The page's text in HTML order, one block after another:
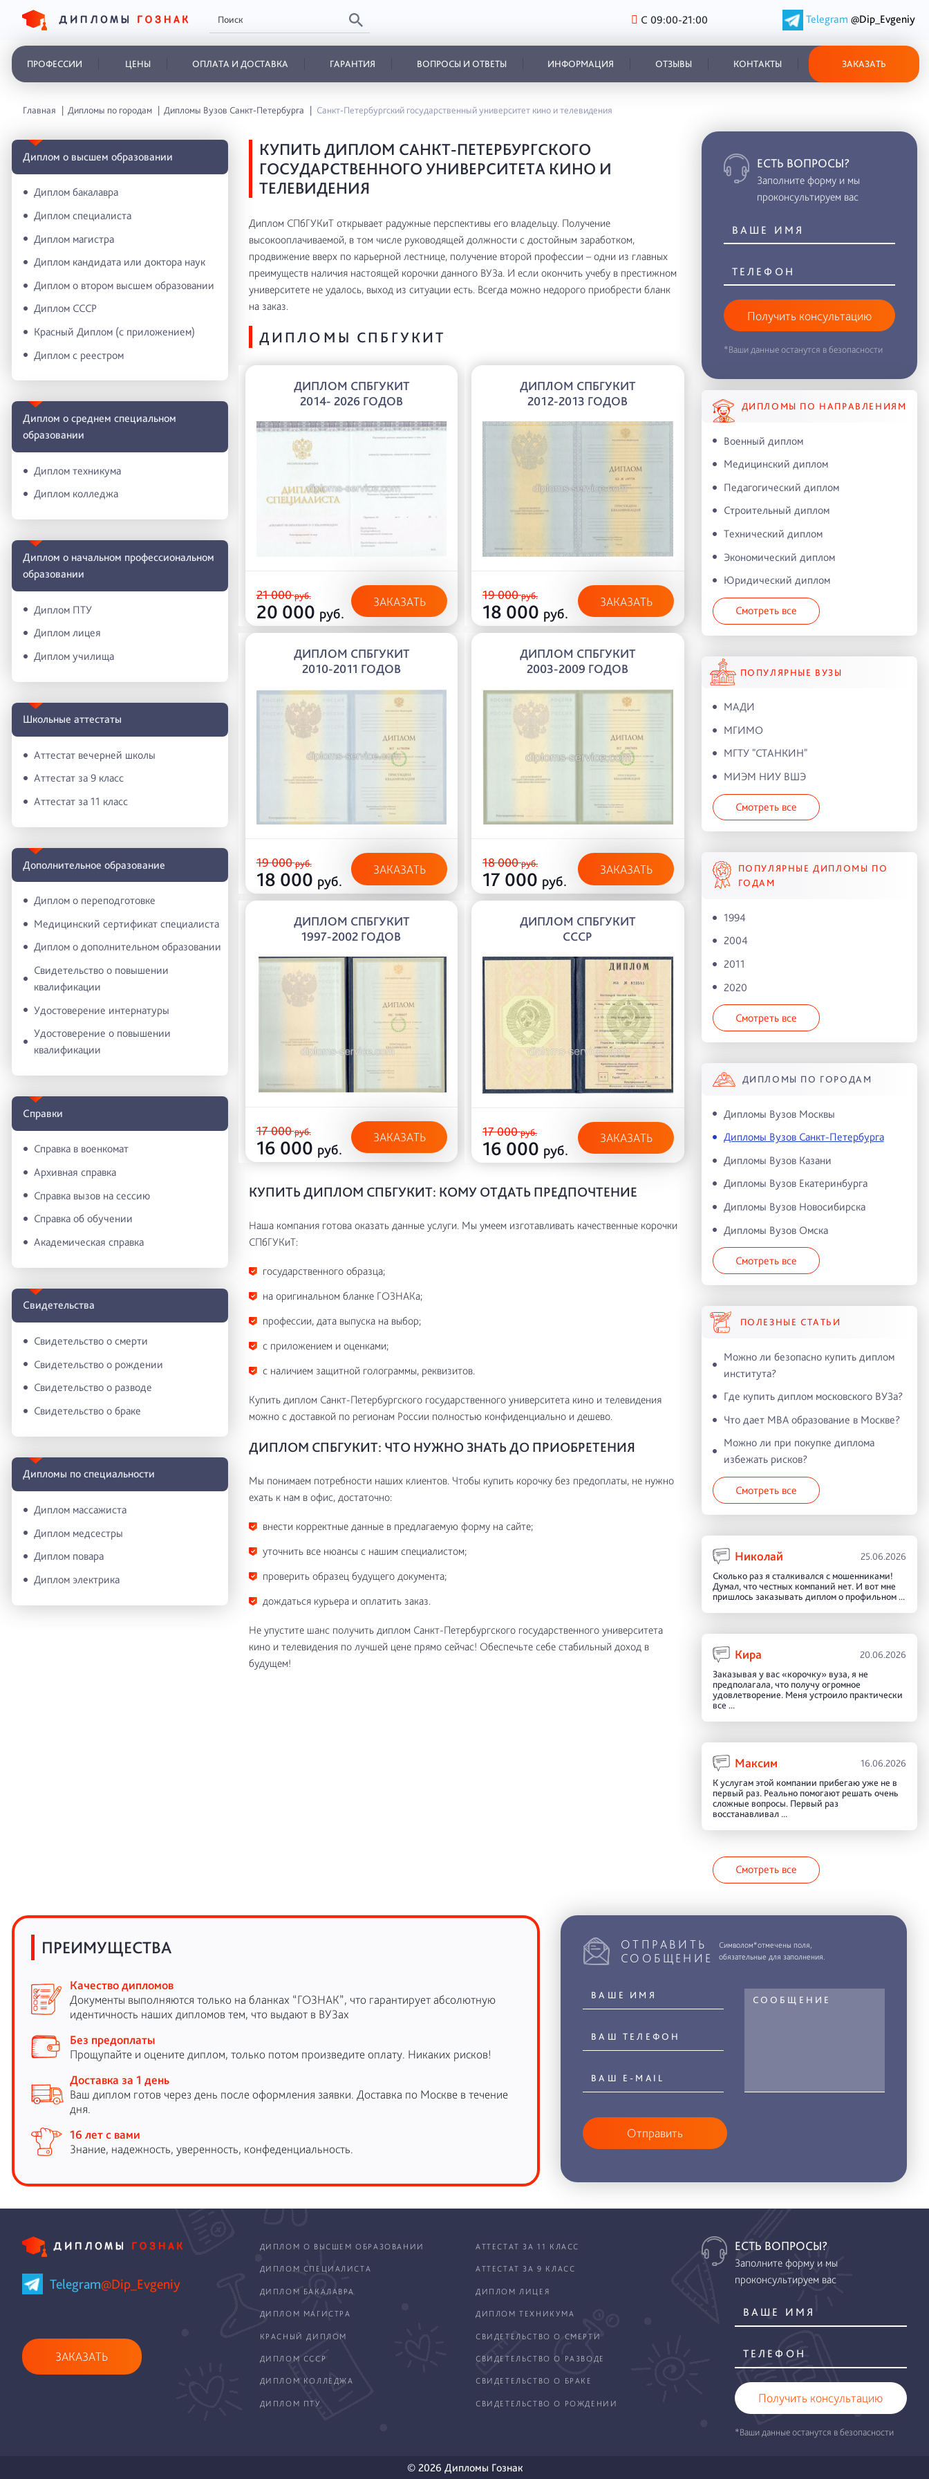
С 09:00-21:00 Telegram @Dip_Evgeniy
ПРОФЕССИИ ЦЕНЫ ОПЛАТА И ДОСТАВКА ГАРАНТИЯ ВОПРОСЫ И ОТВЕТЫ ИНФОРМАЦИЯ ОТЗЫВЫ КОНТАКТЫ ЗАКАЗАТЬ
Главная Дипломы по городам Дипломы Вузов Санкт-Петербурга Санкт-Петербургский государственный университет кино и телевидения
Диплом о высшем образовании
Диплом бакалавра
Диплом специалиста
Диплом магистра
Диплом кандидата или доктора наук
Диплом о втором высшем образовании
Диплом СССР
Красный Диплом (с приложением)
Диплом с реестром
Диплом о среднем специальном
образовании
Диплом техникума
Диплом колледжа
Диплом о начальном профессиональном
oбразовании
Диплом ПТУ
Диплом лицея
Диплом училища
Школьные аттестаты
Аттестат вечерней школы
Аттестат за 9 класс
Аттестат за 11 класс
Дополнительное образование
Диплом о переподготовке
Медицинский сертификат специалиста
Диплом о дополнительном образовании
Свидетельство о повышении
квалификации
Удостоверение интернатуры
Удостоверение о повышении
квалификации
Справки
Справка в военкомат
Архивная справка
Справка вызов на сессию
Справка об обучении
Академическая справка
Свидетельства
Свидетельство о смерти
Свидетельство о рождении
Свидетельство о разводе
Свидетельство о браке
Дипломы по специальности
Диплом массажиста
Диплом медсестры
Диплом повара
Диплом электрика
КУПИТЬ ДИПЛОМ САНКТ-ПЕТЕРБУРГСКОГО
ГОСУДАРСТВЕННОГО УНИВЕРСИТЕТА КИНО И
ТЕЛЕВИДЕНИЯ
Диплом СПбГУКиТ открывает радужные перспективы его владельцу. Получение
высокооплачиваемой, в том числе руководящей должности с достойным заработком,
продвижение вверх по карьерной лестнице, получение второй профессии – одни из главных
преимуществ наличия настоящей корочки данного ВУЗа. И если окончить учебу в престижном
университете не удалось, выход из ситуации есть. Всегда можно недорого приобрести бланк
на заказ.
ДИПЛОМЫ СПБГУКИТ
ДИПЛОМ СПБГУКИТ
2014- 2026 ГОДОВ
21 000руб.
20 000 руб.
ЗАКАЗАТЬ
ДИПЛОМ СПБГУКИТ
2012-2013 ГОДОВ
19 000руб.
18 000 руб.
ЗАКАЗАТЬ
ДИПЛОМ СПБГУКИТ
2010-2011 ГОДОВ
19 000руб.
18 000 руб.
ЗАКАЗАТЬ
ДИПЛОМ СПБГУКИТ
2003-2009 ГОДОВ
18 000руб.
17 000 руб.
ЗАКАЗАТЬ
ДИПЛОМ СПБГУКИТ
1997-2002 ГОДОВ
17 000руб.
16 000 руб.
ЗАКАЗАТЬ
ДИПЛОМ СПБГУКИТ
СССР
17 000руб.
16 000 руб.
ЗАКАЗАТЬ
КУПИТЬ ДИПЛОМ СПБГУКИТ: КОМУ ОТДАТЬ ПРЕДПОЧТЕНИЕ
Наша компания готова оказать данные услуги. Мы умеем изготавливать качественные корочки
СПбГУКиТ:
государственного образца;
на оригинальном бланке ГОЗНАКа;
профессии, дата выпуска на выбор;
с приложением и оценками;
с наличием защитной голограммы, реквизитов.
Купить диплом Санкт-Петербургского государственного университета кино и телевидения
можно с доставкой по регионам России полностью конфиденциально и дешево.
ДИПЛОМ СПБГУКИТ: ЧТО НУЖНО ЗНАТЬ ДО ПРИОБРЕТЕНИЯ
Мы понимаем потребности наших клиентов. Чтобы купить корочку без предоплаты, не нужно
ехать к нам в офис, достаточно:
внести корректные данные в предлагаемую форму на сайте;
уточнить все нюансы с нашим специалистом;
проверить образец будущего документа;
дождаться курьера и оплатить заказ.
Не упустите шанс получить диплом Санкт-Петербургского государственного университета
кино и телевидения по лучшей цене прямо сейчас! Обеспечьте себе стабильный доход в
будущем!
ЕСТЬ ВОПРОСЫ?
Заполните форму и мы
проконсультируем вас
Получить консультацию
*Ваши данные останутся в безопасности
ДИПЛОМЫ ПО НАПРАВЛЕНИЯМ
Военный диплом
Медицинский диплом
Педагогический диплом
Строительный диплом
Технический диплом
Экономический диплом
Юридический диплом
Смотреть все
ПОПУЛЯРНЫЕ ВУЗЫ
МАДИ
МГИМО
МГТУ "СТАНКИН"
МИЭМ НИУ ВШЭ
Смотреть все
ПОПУЛЯРНЫЕ ДИПЛОМЫ ПО
ГОДАМ
1994
2004
2011
2020
Смотреть все
ДИПЛОМЫ ПО ГОРОДАМ
Дипломы Вузов Москвы
Дипломы Вузов Санкт-Петербурга
Дипломы Вузов Казани
Дипломы Вузов Екатеринбурга
Дипломы Вузов Новосибирска
Дипломы Вузов Омска
Смотреть все
ПОЛЕЗНЫЕ СТАТЬИ
Можно ли безопасно купить диплом
института?
Где купить диплом московского ВУЗа?
Что дает MBA образование в Москве?
Можно ли при покупке диплома
избежать рисков?
Смотреть все
Николай 25.06.2026
Сколько раз я сталкивался с мошенниками!
Думал, что честных компаний нет. И вот мне
пришлось заказывать диплом о профильном ...
Кира 20.06.2026
Заказывая у вас «корочку» вуза, я не
предполагала, что получу огромное
удовлетворение. Меня устроило практически
все ...
Максим 16.06.2026
К услугам этой компании прибегаю уже не в
первый раз. Реально помогают решать очень
сложные вопросы. Первый раз
восстанавливал ...
Смотреть все
ПРЕИМУЩЕСТВА
Качество дипломов
Документы выполняются только на бланках “ГОЗНАК”, что гарантирует абсолютную
идентичность наших дипломов тем, что выдают в ВУЗах
Без предоплаты
Прощупайте и оцените диплом, только потом произведите оплату. Никаких рисков!
Доставка за 1 день
Ваш диплом готов через день после оформления заявки. Доставка по Москве в течение
дня.
16 лет с вами
Знание, надежность, уверенность, конфеденциальность.
ОТПРАВИТЬ
СООБЩЕНИЕ
Символом*отмечены поля,
обязательные для заполнения.
Отправить
Telegram@Dip_Evgeniy
ЗАКАЗАТЬ
ДИПЛОМ О ВЫСШЕМ ОБРАЗОВАНИИ АТТЕСТАТ ЗА 11 КЛАСС
ДИПЛОМ СПЕЦИАЛИСТА АТТЕСТАТ ЗА 9 КЛАСС
ДИПЛОМ БАКАЛАВРА ДИПЛОМ ЛИЦЕЯ
ДИПЛОМ МАГИСТРА ДИПЛОМ ТЕХНИКУМА
КРАСНЫЙ ДИПЛОМ СВИДЕТЕЛЬСТВО О СМЕРТИ
ДИПЛОМ СССР СВИДЕТЕЛЬСТВО О РАЗВОДЕ
ДИПЛОМ КОЛЛЕДЖА СВИДЕТЕЛЬСТВО О БРАКЕ
ДИПЛОМ ПТУ СВИДЕТЕЛЬСТВО О РОЖДЕНИИ
ЕСТЬ ВОПРОСЫ?
Заполните форму и мы
проконсультируем вас
Получить консультацию
*Ваши данные останутся в безопасности
© 2026 Дипломы Гознак